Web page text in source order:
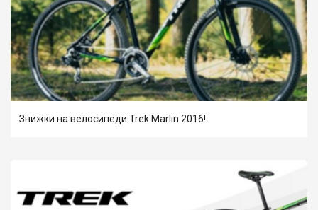
Знижки на велосипеди Trek Marlin 2016!